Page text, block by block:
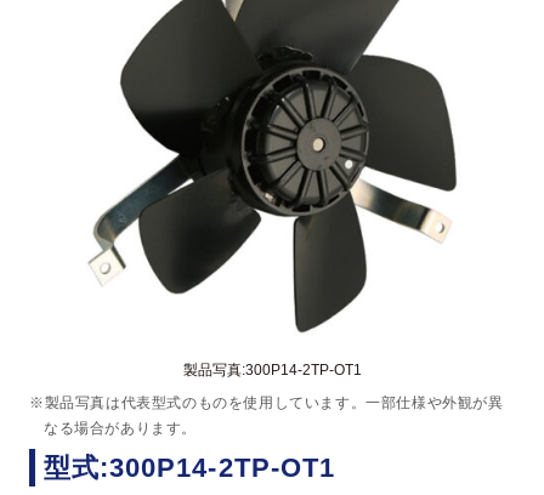
製品写真:300P14-2TP-OT1
※製品写真は代表型式のものを使用しています。一部仕様や外観が異
なる場合があります。
型式:300P14-2TP-OT1